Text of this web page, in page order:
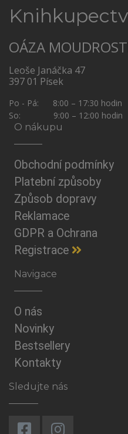
OÁZA
Leoše Janáčka 47
397 01 Písek
Po - Pá: 8:00 – 17:30 hodin
So: 9:00 – 12:00 hodin
O nákupu
Obchodní podmínky
Platební způsoby
Způsob dopravy
Reklamace
GDPR a Ochrana
Registrace
Navigace
O nás
Novinky
Bestsellery
Kontakty
Sledujte nás